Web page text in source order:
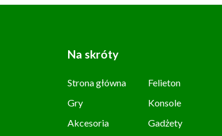
Na skróty
Strona główna
Felieton
Gry
Konsole
Akcesoria
Gadżety